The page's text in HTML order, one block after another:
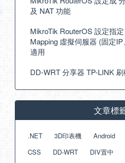
及 NAT 功能
MikroTik RouterOS 設定指
Mapping 虛擬伺服器 (固定
適用
DD-WRT 分享器 TP-LINK
文章標
.NET 3D印表機 Android
CSS
DD-WRT DIV置中